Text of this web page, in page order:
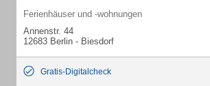
Ferienhäuser und -wohnungen
Annenstr. 44
12683 Berlin - Biesdorf
Gratis-Digitalcheck